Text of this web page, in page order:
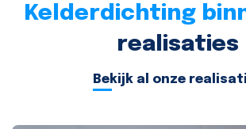
Kelderdichting
realisaties
Bekijk al onze